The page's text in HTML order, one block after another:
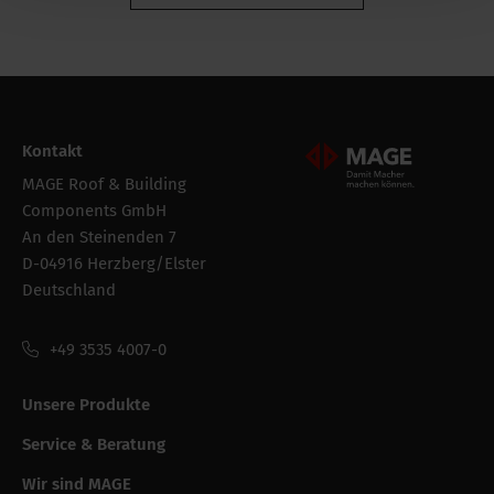
Bruttogewicht 1.2 kg
Verkaufsbreite
Verpackung der
bestandeinheit
Verpackung /
Leistungsfähigkeit
CE string
Mageroof Logo Footer
Kontakt
MAGE Roof & Building
Components GmbH
An den Steinenden 7
D-04916 Herzberg/Elster
Deutschland
+49 3535 4007-0
Unsere Produkte
Service & Beratung
Wir sind MAGE